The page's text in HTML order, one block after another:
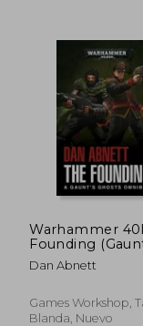
Warhammer
Founding
Ghosts) (en
Dan Abnett
Games Workshop,
Blanda, Nuevo